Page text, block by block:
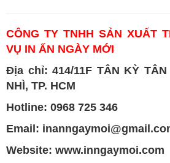
CÔNG TY TNHH SẢN XUẤT
VỤ IN ẤN NGÀY MỚI
Địa chỉ: 414/11F TÂN KỲ TÂN
NHÌ, TP. HCM
Hotline: 0968 725 346
Email:
Website: www.inngaymoi.com